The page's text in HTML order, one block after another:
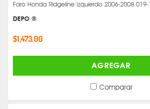
Faro Honda Ridgeline Izquierdo 2006-2008 019-
DEPO ®
$1,473.00
AGREGAR
Comparar